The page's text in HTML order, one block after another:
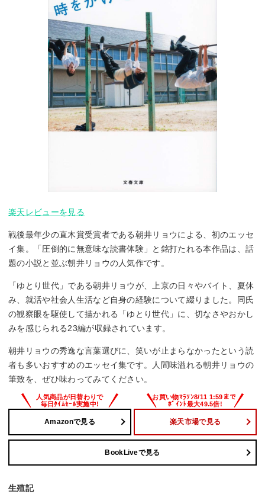
楽天レビューを見る
戦後最年少の直木賞受賞者である朝井リョウによる、初のエッセ
イ集。「圧倒的に無意味な読書体験」と銘打たれる本作品は、話
題の小説と並ぶ朝井リョウの人気作です。
「ゆとり世代」である朝井リョウが、上京の日々やバイト、夏休
み、就活や社会人生活など自身の経験について綴りました。同氏
の観察眼を駆使して描かれる「ゆとり世代」に、切なさやおかし
みを感じられる23編が収録されています。
朝井リョウの秀逸な言葉選びに、笑いが止まらなかったという読
者も多いおすすめのエッセイ集です。人間味溢れる朝井リョウの
筆致を、ぜひ味わってみてください。
Amazonで見る 楽天市場で見る
BookLiveで見る
生殖記